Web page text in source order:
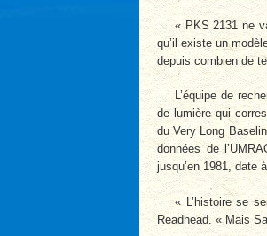
« PKS 2131 ne
qu’il existe un
depuis combien de
L’équipe de
de lumière qui
du Very Long
données de
jusqu’en 1981, date
« L’histoire se
Readhead. « Mais